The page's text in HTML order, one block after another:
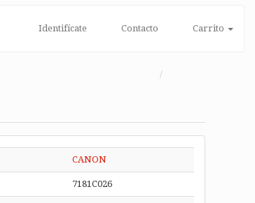
Identifícate Contacto Carrito
CANON
7181C026